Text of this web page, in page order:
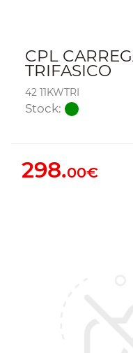
CPL
TRIFASICO
42 11KWTRI
Stock:
298.00€